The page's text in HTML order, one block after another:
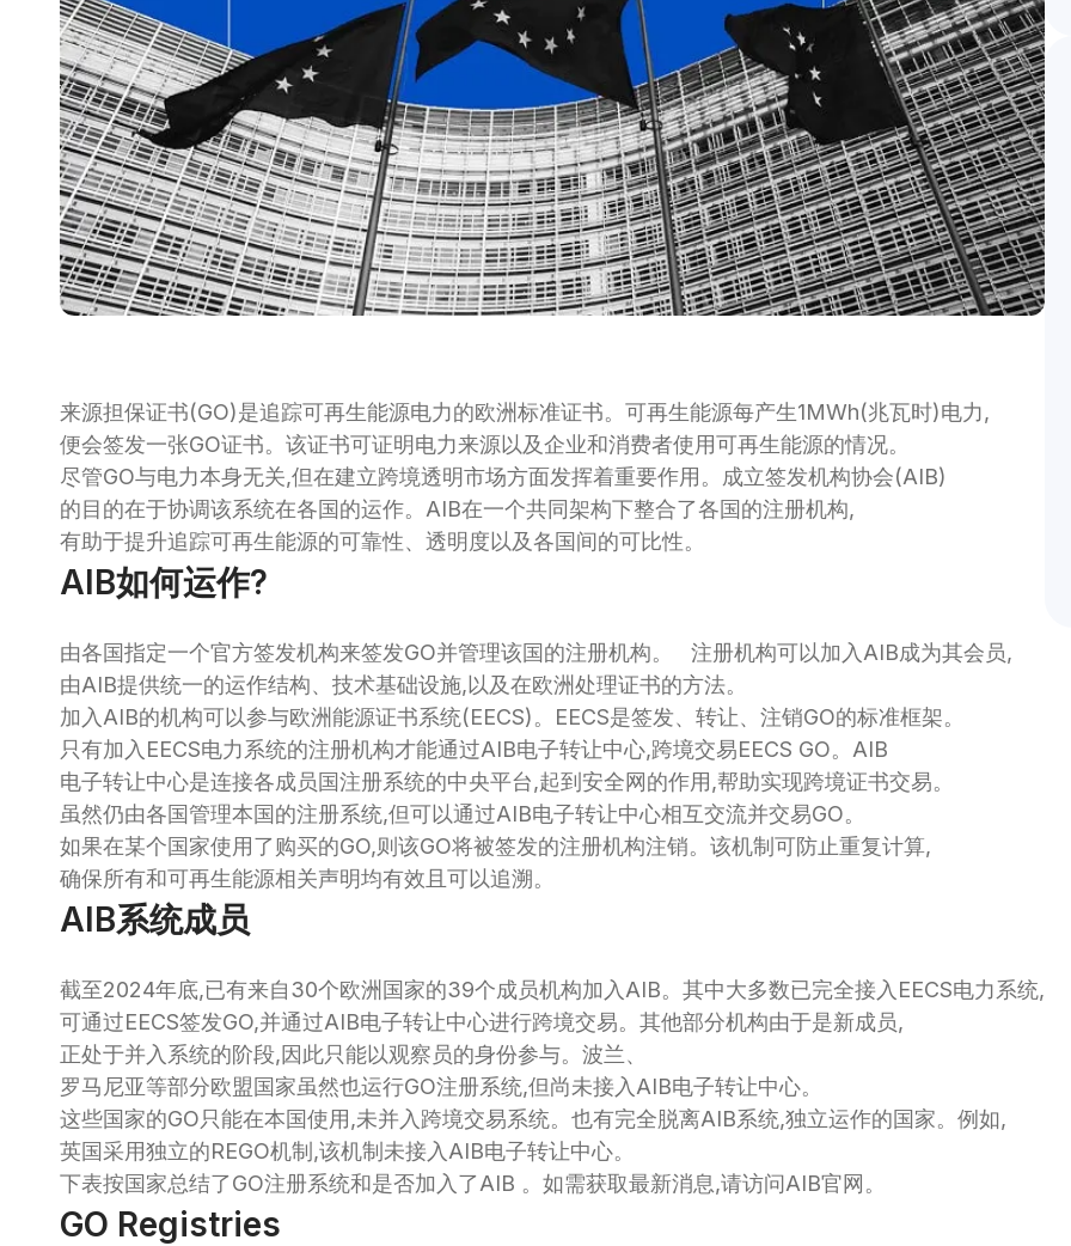
来源担保证书(GO)是追踪可再生能源电力的欧洲标准证书。可再生能源每产生1MWh(兆瓦时)电力,
便会签发一张GO证书。该证书可证明电力来源以及企业和消费者使用可再生能源的情况。
尽管GO与电力本身无关,但在建立跨境透明市场方面发挥着重要作用。成立签发机构协会(AIB)
的目的在于协调该系统在各国的运作。AIB在一个共同架构下整合了各国的注册机构,
有助于提升追踪可再生能源的可靠性、透明度以及各国间的可比性。
AIB如何运作?
由各国指定一个官方签发机构来签发GO并管理该国的注册机构。   注册机构可以加入AIB成为其会员,
由AIB提供统一的运作结构、技术基础设施,以及在欧洲处理证书的方法。
加入AIB的机构可以参与欧洲能源证书系统(EECS)。EECS是签发、转让、注销GO的标准框架。
只有加入EECS电力系统的注册机构才能通过AIB电子转让中心,跨境交易EECS GO。AIB
电子转让中心是连接各成员国注册系统的中央平台,起到安全网的作用,帮助实现跨境证书交易。
虽然仍由各国管理本国的注册系统,但可以通过AIB电子转让中心相互交流并交易GO。
如果在某个国家使用了购买的GO,则该GO将被签发的注册机构注销。该机制可防止重复计算,
确保所有和可再生能源相关声明均有效且可以追溯。
AIB系统成员
截至2024年底,已有来自30个欧洲国家的39个成员机构加入AIB。其中大多数已完全接入EECS电力系统,
可通过EECS签发GO,并通过AIB电子转让中心进行跨境交易。其他部分机构由于是新成员,
正处于并入系统的阶段,因此只能以观察员的身份参与。波兰、
罗马尼亚等部分欧盟国家虽然也运行GO注册系统,但尚未接入AIB电子转让中心。
这些国家的GO只能在本国使用,未并入跨境交易系统。也有完全脱离AIB系统,独立运作的国家。例如,
英国采用独立的REGO机制,该机制未接入AIB电子转让中心。
下表按国家总结了GO注册系统和是否加入了AIB 。如需获取最新消息,请访问AIB官网。
GO Registries